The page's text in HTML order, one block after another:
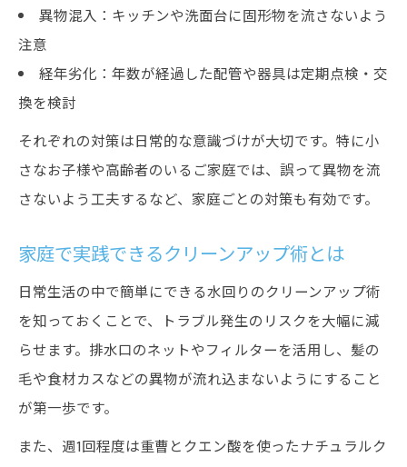
異物混入：キッチンや洗面台に固形物を流さないよう
注意
経年劣化：年数が経過した配管や器具は定期点検・交
換を検討
それぞれの対策は日常的な意識づけが大切です。特に小
さなお子様や高齢者のいるご家庭では、誤って異物を流
さないよう工夫するなど、家庭ごとの対策も有効です。
家庭で実践できるクリーンアップ術とは
日常生活の中で簡単にできる水回りのクリーンアップ術
を知っておくことで、トラブル発生のリスクを大幅に減
らせます。排水口のネットやフィルターを活用し、髪の
毛や食材カスなどの異物が流れ込まないようにすること
が第一歩です。
また、週1回程度は重曹とクエン酸を使ったナチュラルク